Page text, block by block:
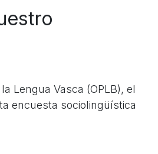
Lengua Vasca (OPLB), el
encuesta sociolingüística